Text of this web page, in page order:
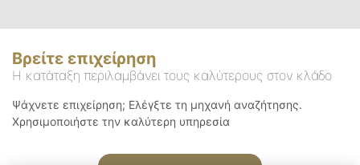
Βρείτε επιχείρηση
Η κατάταξη περιλαμβάνει τους καλύτερους στον κλάδο
Ψάχνετε επιχείρηση; Ελέγξτε τη μηχανή αναζήτησης.
Χρησιμοποιήστε την καλύτερη υπηρεσία